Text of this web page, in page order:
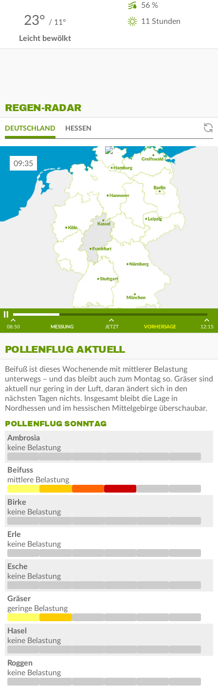
23° / 11°
Leicht bewölkt
56 %
11 Stunden
REGEN-RADAR
DEUTSCHLAND HESSEN
09:45
08:50 MESSUNG JETZT VORHERSAGE 12:15
POLLENFLUG AKTUELL
Beifuß ist dieses Wochenende mit mittlerer Belastung
unterwegs – und das bleibt auch zum Montag so. Gräser sind
aktuell nur gering in der Luft, daran ändert sich in den
nächsten Tagen nichts. Insgesamt bleibt die Lage in
Nordhessen und im hessischen Mittelgebirge überschaubar.
POLLENFLUG SONNTAG
Ambrosia
keine Belastung
Beifuss
mittlere Belastung
Birke
keine Belastung
Erle
keine Belastung
Esche
keine Belastung
Gräser
geringe Belastung
Hasel
keine Belastung
Roggen
keine Belastung